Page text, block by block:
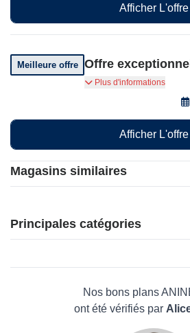
Magasins similaires
i-Run
Idakoos
Nasty Gal
Principales catégories
Maison & JardinNos bons plans
ont été vérifiés par
Afficher L'offre
Meilleure offre Offre
Vous pouvezPlus d'informations
Afficher L'offre